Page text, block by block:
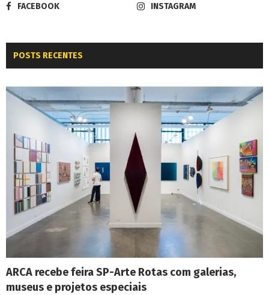
FACEBOOK INSTAGRAM
POSTS RECENTES
ARCA recebe feira SP-Arte Rotas com galerias,
museus e projetos especiais